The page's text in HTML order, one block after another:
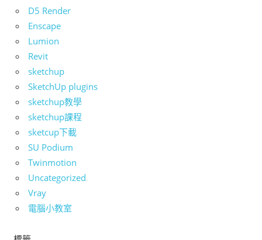
D5 Render
Enscape
Lumion
Revit
sketchup
SketchUp plugins
sketchup教學
sketchup課程
sketcup下載
SU Podium
Twinmotion
Uncategorized
Vray
電腦小教室